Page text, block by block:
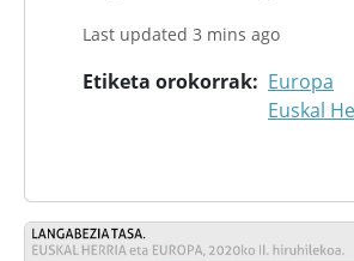
Last updated 3 mins ago
Etiketa orokorrak
Europa
Euskal